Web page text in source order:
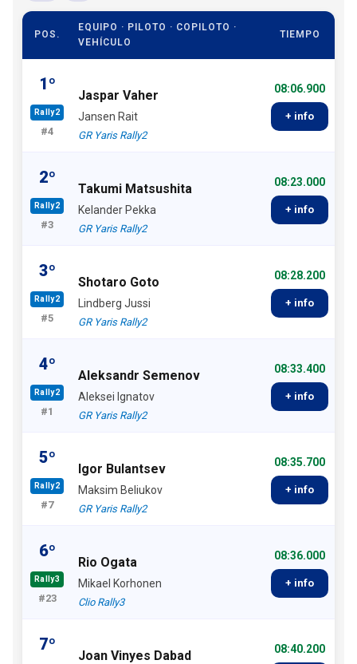
POS.
EQUIPO · PILOTO · COPILOTO ·
VEHÍCULO
TIEMPO
1º
Rally2
#4
Jaspar Vaher
Jansen Rait
GR Yaris Rally2
08:06.900
+ info
2º
Rally2
#3
Takumi Matsushita
Kelander Pekka
GR Yaris Rally2
08:23.000
+ info
3º
Rally2
#5
Shotaro Goto
Lindberg Jussi
GR Yaris Rally2
08:28.200
+ info
4º
Rally2
#1
Aleksandr Semenov
Aleksei Ignatov
GR Yaris Rally2
08:33.400
+ info
5º
Rally2
#7
Igor Bulantsev
Maksim Beliukov
GR Yaris Rally2
08:35.700
+ info
6º
Rally3
#23
Rio Ogata
Mikael Korhonen
Clio Rally3
08:36.000
+ info
7º
Joan Vinyes Dabad 08:40.200